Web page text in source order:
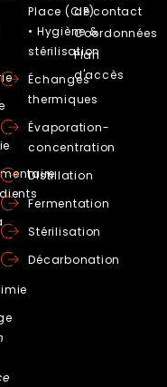
Place (CIP)
• Hygiène &
stérilisation
Échanges
thermiques
Évaporation-
concentration
Distillation
Fermentation
Stérilisation
Décarbonation
de contact
Coordonnées
Plan
d'accès